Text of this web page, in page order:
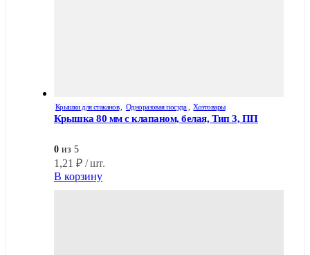
Крышки для стаканов Одноразовая посуда Хозтовары
Крышка 80 мм с клапаном, белая, Тип 3, ПП
0 из 5
1,21 ₽ / шт.
В корзину